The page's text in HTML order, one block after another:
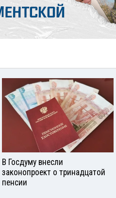
В Госдуму внесли
законопроект о тринадцатой
пенсии